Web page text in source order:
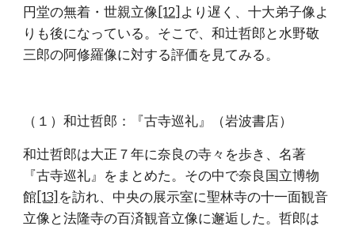
円堂の無着・世親立像 [12] より遅く、十大弟子像よ
りも後になっている。そこで、和辻哲郎と水野敬
三郎の阿修羅像に対する評価を見てみる。
（１）和辻哲郎：『古寺巡礼』（岩波書店）
和辻哲郎は大正７年に奈良の寺々を歩き、名著
『古寺巡礼』をまとめた。その中で奈良国立博物
館 [13] を訪れ、中央の展示室に聖林寺の十一面観音
立像と法隆寺の百済観音立像に邂逅した。哲郎は